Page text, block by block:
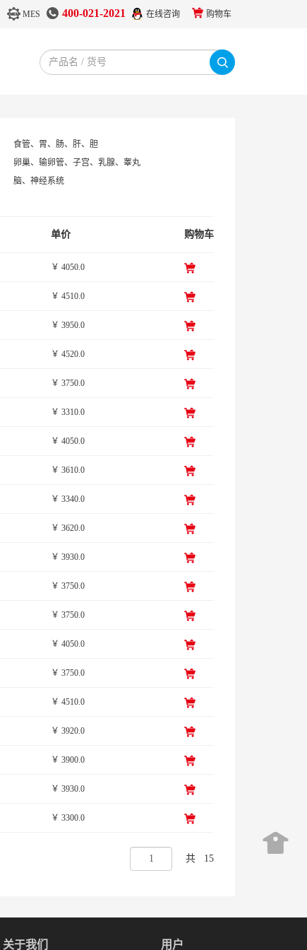
MES 400-021-2021 在线咨询 购物车
食管、胃、肠、肝、胆
卵巢、输卵管、子宫、乳腺、睾丸
脑、神经系统
单价 购物车
￥ 4050.0
￥ 4510.0
￥ 3950.0
￥ 4520.0
￥ 3750.0
￥ 3310.0
￥ 4050.0
￥ 3610.0
￥ 3340.0
￥ 3620.0
￥ 3930.0
￥ 3750.0
￥ 3750.0
￥ 4050.0
￥ 3750.0
￥ 4510.0
￥ 3920.0
￥ 3900.0
￥ 3930.0
￥ 3300.0
共 15
关于我们 用户